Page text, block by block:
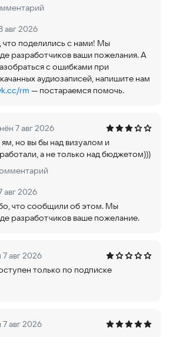
авг 2026
что поделились с нами! Мы
разработчиков ваши пожелания. А
с ошибками при
аудиозаписей, напишите нам
rm — постараемся помочь.
7 авг 2026
но вы бы над визуалом и
а не только над бюджетом)))
авг 2026
что сообщили об этом. Мы
разработчиков ваше пожелание.
авг 2026
только по подписке
авг 2026